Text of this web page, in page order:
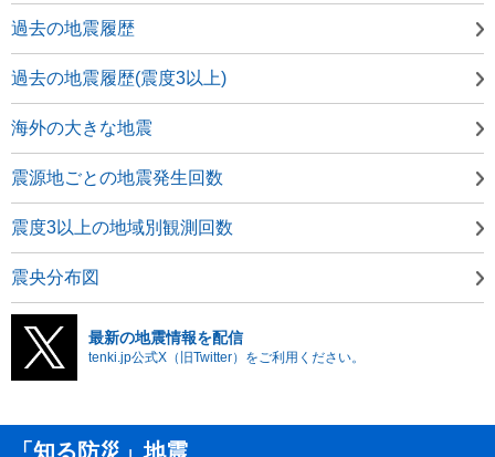
過去の地震履歴
過去の地震履歴(震度3以上)
海外の大きな地震
震源地ごとの地震発生回数
震度3以上の地域別観測回数
震央分布図
最新の地震情報を配信
tenki.jp公式X（旧Twitter）をご利用ください。
「知る防災」地震